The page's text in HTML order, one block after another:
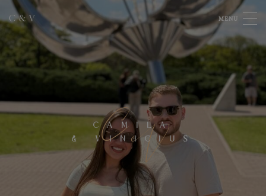
C & V MENU
C V
CAMILA
& VINICIUS